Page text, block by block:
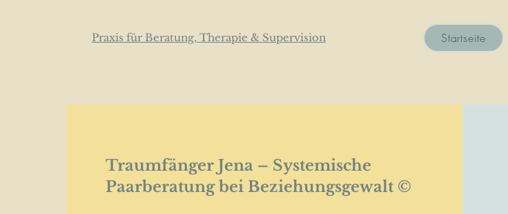
Praxis für Beratung, Therapie & Supervision Startseite
Traumfänger Jena – Systemische
Paarberatung bei Beziehungsgewalt ©